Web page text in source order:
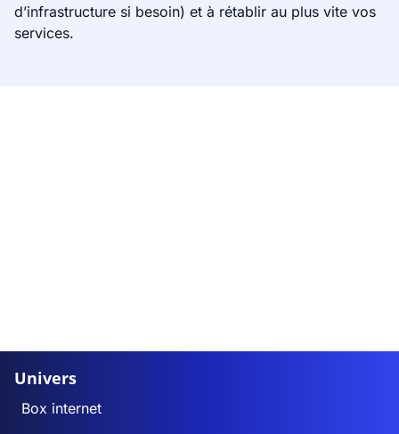
d’infrastructure si besoin) et à rétablir au plus vite vos
services.
Univers
Box internet